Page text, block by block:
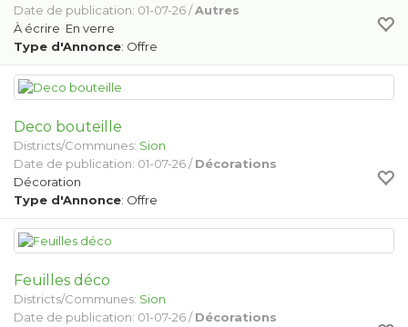
Date de publication: 01-07-26 /Autres
À écrire En verre
Type d'Annonce: Offre
Deco bouteille
Districts/Communes: Sion
Date de publication: 01-07-26 /Décorations
Décoration
Type d'Annonce: Offre
Feuilles déco
Districts/Communes: Sion
Date de publication: 01-07-26 /Décorations